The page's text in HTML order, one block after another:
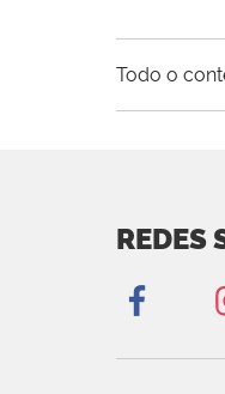
Todo o
REDES